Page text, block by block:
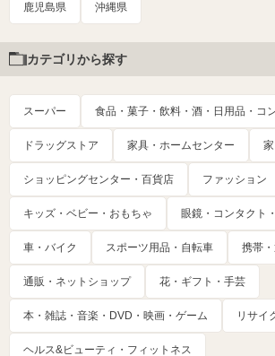
鹿児島県 沖縄県
カテゴリから探す
スーパー 食品・菓子・飲料・酒・日用品・コ
ドラッグストア 家具・ホームセンター
ショッピングセンター・百貨店 ファッション
キッズ・ベビー・おもちゃ 眼鏡・コンタクト
車・バイク スポーツ用品・自転車 携帯
通販・ネットショップ 花・ギフト・手芸
本・雑誌・音楽・DVD・映画・ゲーム リサイ
ヘルス&ビューティ・フィットネス